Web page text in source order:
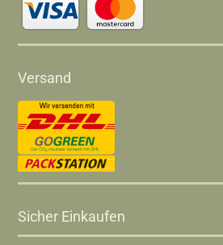
Versand
Sicher Einkaufen